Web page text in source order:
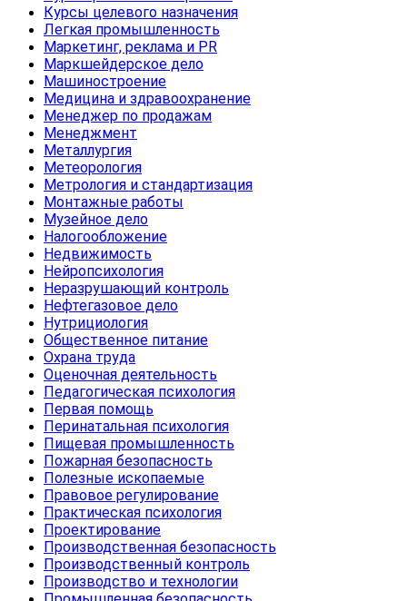
Курсы целевого назначения
Легкая промышленность
Маркетинг, реклама и PR
Маркшейдерское дело
Машиностроение
Медицина и здравоохранение
Менеджер по продажам
Менеджмент
Металлургия
Метеорология
Метрология и стандартизация
Монтажные работы
Музейное дело
Налогообложение
Недвижимость
Нейропсихология
Неразрушающий контроль
Нефтегазовое дело
Нутрициология
Общественное питание
Охрана труда
Оценочная деятельность
Педагогическая психология
Первая помощь
Перинатальная психология
Пищевая промышленность
Пожарная безопасность
Полезные ископаемые
Правовое регулирование
Практическая психология
Проектирование
Производственная безопасность
Производственный контроль
Производство и технологии